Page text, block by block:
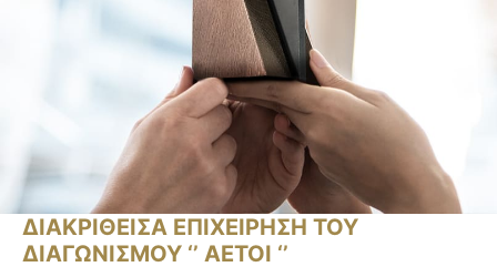
ΔΙΑΚΡΙΘΕΙΣΑ ΕΠΙΧΕΙΡΗΣΗ ΤΟΥ
ΔΙΑΓΩΝΙΣΜΟΥ ‘’ ΑΕΤΟΙ ‘’